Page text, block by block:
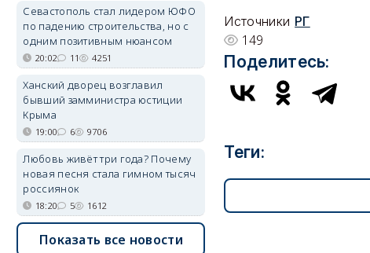
Источники РГ
149
Поделитесь:
Теги:
Севастополь стал лидером ЮФО
по падению строительства, но с
одним позитивным нюансом
20:02 11 4251
Ханский дворец возглавил
бывший замминистра юстиции
Крыма
19:00 6 9706
Любовь живёт три года? Почему
новая песня стала гимном тысяч
россиянок
18:20 5 1612
Показать все новости